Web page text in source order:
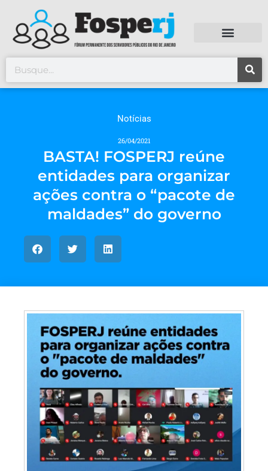
Notícias
26/04/2021
BASTA! FOSPERJ reúne
entidades para organizar
ações contra o “pacote de
maldades” do governo